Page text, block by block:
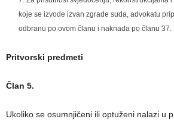
koje se izvode izvan zgrade suda, advokatu
odbranu po ovom članu i naknada po članu 37.
Pritvorski predmeti
Član 5.
Ukoliko se osumnjičeni ili optuženi nalazi u